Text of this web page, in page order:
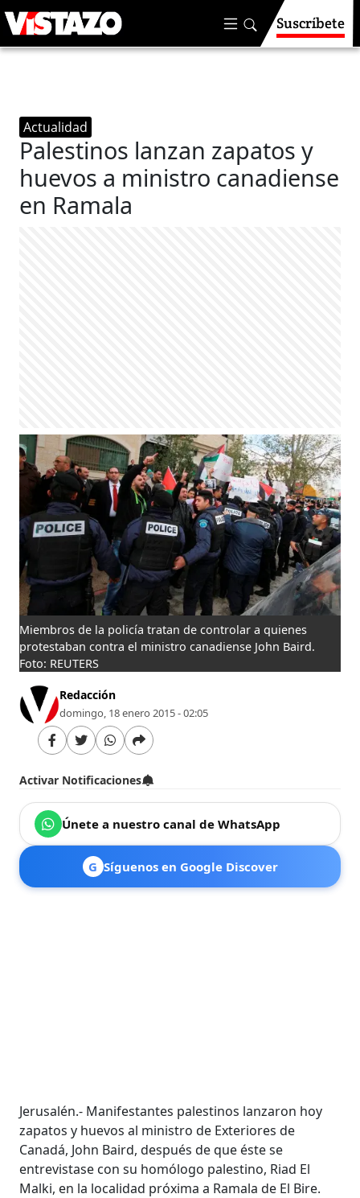
Suscríbete
Actualidad
Palestinos lanzan zapatos y
huevos a ministro canadiense
en Ramala
Miembros de la policía tratan de controlar a quienes
protestaban contra el ministro canadiense John Baird.
Foto: REUTERS
Redacción
domingo, 18 enero 2015 - 02:05
Activar Notificaciones
Únete a nuestro canal de WhatsApp
G Síguenos en Google Discover
Jerusalén.- Manifestantes palestinos lanzaron hoy
zapatos y huevos al ministro de Exteriores de
Canadá, John Baird, después de que éste se
entrevistase con su homólogo palestino, Riad El
Malki, en la localidad próxima a Ramala de El Bire.